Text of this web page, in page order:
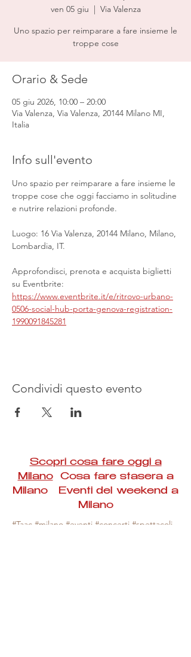
ven 05 giu
  |
Via Valenza
Uno spazio per reimparare a fare insieme le
troppe cose
Orario & Sede
05 giu 2026, 10:00 – 20:00
Via Valenza, Via Valenza, 20144 Milano MI,
Italia
Info sull'evento
Uno spazio per reimparare a fare insieme le
troppe cose che oggi facciamo in solitudine
e nutrire relazioni profonde.
Luogo: 16 Via Valenza, 20144 Milano, Milano,
Lombardia, IT.
Approfondisci, prenota e acquista biglietti
su Eventbrite:
https://www.eventbrite.it/e/ritrovo-urbano-
0506-social-hub-porta-genova-registration-
1990091845281
Condividi questo evento
Scopri cosa fare oggi a
MilanoCosa fare stasera a
Milano Eventi del weekend a
Milano
#Taac #milano #eventi #concerti #spettacoli